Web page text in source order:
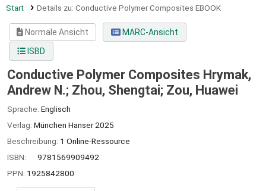
Start Details zu: Conductive Polymer Composites EBOOK
Normale Ansicht
MARC-Ansicht
ISBD
Conductive Polymer Composites Hrymak,
Andrew N.; Zhou, Shengtai; Zou, Huawei
Sprache: Englisch
Verlag: München Hanser 2025
Beschreibung: 1 Online-Ressource
ISBN:
9781569909492
PPN: 1925842800